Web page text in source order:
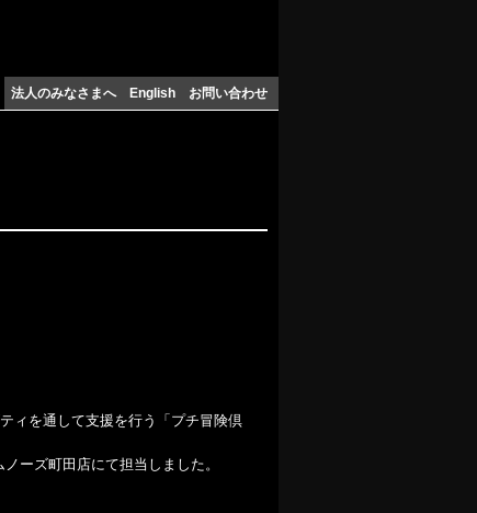
法人のみなさまへ English お問い合わせ
ィを通して支援を行う「プチ冒険倶
ーズ町田店にて担当しました。